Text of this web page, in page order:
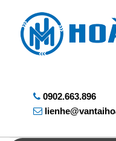
0902.663.896